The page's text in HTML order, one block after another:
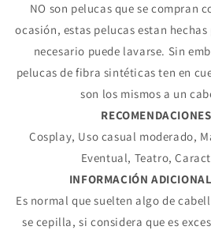
NO son pelucas que se compran
ocasión, estas pelucas estan
necesario puede lavarse. Sin
pelucas de fibra sintéticas ten en
son los mismos a un
Cosplay, Uso casual moderado,
Eventual, Teatro,
INFORMACIÓN
Es normal que suelten algo de
se cepilla, si considera que es
Compra ahora y
sin tarjeta de